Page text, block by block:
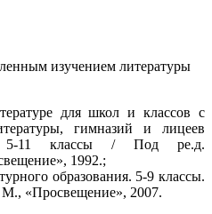
изучением литературы
для школ и классов с
гимназий и лицеев
5-11 классы / Под ре.д.
1992.;
образования. 5-9 классы.
«Просвещение», 2007.